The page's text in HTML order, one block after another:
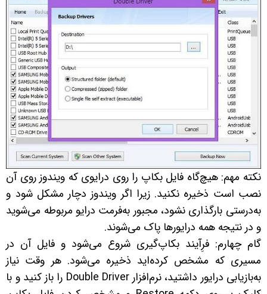
نکته مهم: هیچ‌گاه فایل بکاپ را روی درایوی که ویندوز روی آن
نصب است ذخیره نکنید. زیرا اگر ویندوز دچار مشکل شود و
به‌درستی بارگذاری نشود، مجبور به‌فرمت درایو مربوطه می‌شوید
و در نتیجه همه درایورها پاک می‌شوند.
گام چهارم: فرِآیند بکاپ‌گیری شروع می‌شود و فایل آن در
مسیری که مشخص کرده‌اید ذخیره می‌شود. هر وقت نیاز
به‌بازیابی درایور داشتید، نرم‌افزار Double Driver را باز کنید و با